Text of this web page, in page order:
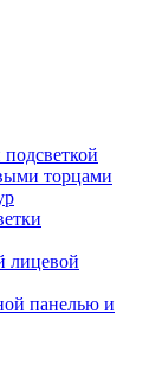
торцами
лицевой
панелью и